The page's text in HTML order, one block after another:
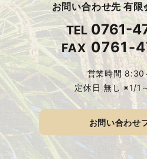
お問い合わせ先 有限
TEL 0761-
FAX0761-
営業時間 8:30
定休日 無し ※1/1
お問い合わせ